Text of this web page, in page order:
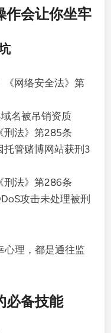
作会让你坐牢
《网络安全法》第
名被吊销资质
刑法》第285条
托管赌博网站获刑3
刑法》第286条
攻击未处理被刑
心理，都是通往监
必备技能